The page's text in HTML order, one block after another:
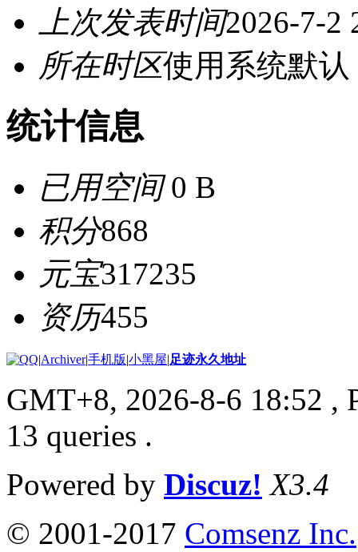
上次发表时间2026-7-2
所在时区使用系统默认
统计信息
已用空间0 B
积分868
元宝317235
资历455
|Archiver|手机版|小黑屋|足迹永久地址
GMT+8, 2026-8-6 18:52 ,
13 queries .
Powered by Discuz! X3.4
© 2001-2017 Comsenz Inc.